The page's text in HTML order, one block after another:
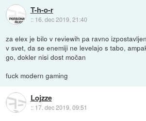
T-h-o-r
:: 16. dec 2019, 21:40
za elex je bilo v reviewih pa ravno
v svet, da se enemiji ne levelajo s tabo,
go, dokler nisi dost močan
fuck modern gaming
Lojzze
:: 17. dec 2019, 09:51